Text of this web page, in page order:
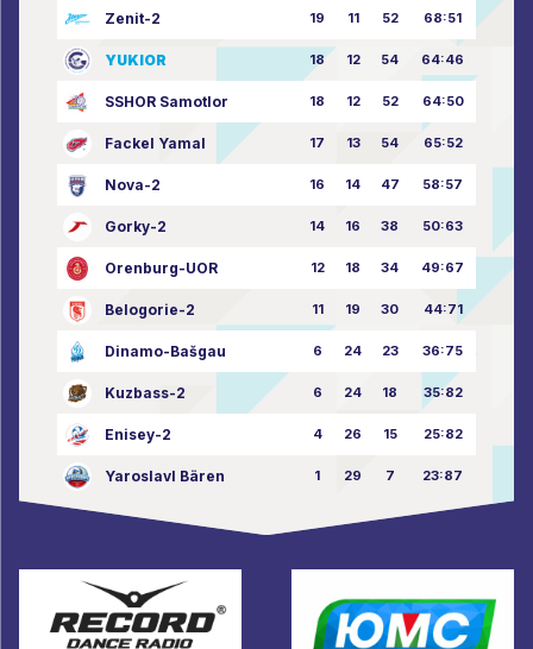
Zenit-2 19 11 52 68:51
YUKIOR 18 12 54 64:46
SSHOR Samotlor 18 12 52 64:50
Fackel Yamal 17 13 54 65:52
Nova-2 16 14 47 58:57
Gorky-2 14 16 38 50:63
Orenburg-UOR 12 18 34 49:67
Belogorie-2 11 19 30 44:71
Dinamo-Bašgau 6 24 23 36:75
Kuzbass-2 6 24 18 35:82
Enisey-2 4 26 15 25:82
Yaroslavl Bären 1 29 7 23:87